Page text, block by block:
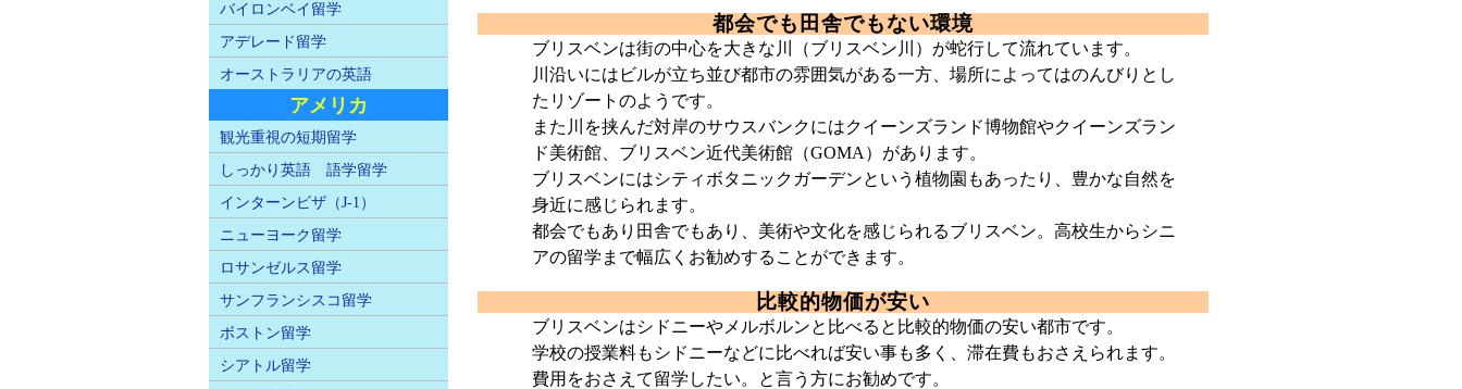
都会でも田舎でもない環境
ブリスベンは街の中心を大きな川（ブリスベン川）が蛇行して流れています。
川沿いにはビルが立ち並び都市の雰囲気がある一方、場所によってはのんびりとし
たリゾートのようです。
また川を挟んだ対岸のサウスバンクにはクイーンズランド博物館やクイーンズラン
ド美術館、ブリスベン近代美術館（GOMA）があります。
ブリスベンにはシティボタニックガーデンという植物園もあったり、豊かな自然を
身近に感じられます。
都会でもあり田舎でもあり、美術や文化を感じられるブリスベン。高校生からシニ
アの留学まで幅広くお勧めすることができます。
比較的物価が安い
ブリスベンはシドニーやメルボルンと比べると比較的物価の安い都市です。
学校の授業料もシドニーなどに比べれば安い事も多く、滞在費もおさえられます。
費用をおさえて留学したい。と言う方にお勧めです。
バイロンベイ留学
アデレード留学
オーストラリアの英語
アメリカ
観光重視の短期留学
しっかり英語 語学留学
インターンビザ（J-1）
ニューヨーク留学
ロサンゼルス留学
サンフランシスコ留学
ボストン留学
シアトル留学